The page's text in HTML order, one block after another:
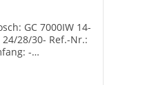
GC 7000IW 14-
24/28/30- Ref.-Nr.:
-